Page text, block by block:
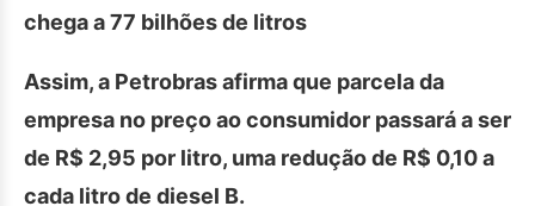
chega a 77 bilhões de litros
Assim, a Petrobras afirma que parcela da
empresa no preço ao consumidor passará a ser
de R$ 2,95 por litro, uma redução de R$ 0,10 a
cada litro de diesel B.